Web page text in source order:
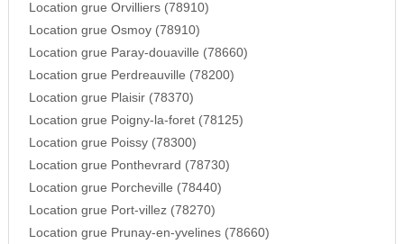
Location grue Orvilliers (78910)
Location grue Osmoy (78910)
Location grue Paray-douaville (78660)
Location grue Perdreauville (78200)
Location grue Plaisir (78370)
Location grue Poigny-la-foret (78125)
Location grue Poissy (78300)
Location grue Ponthevrard (78730)
Location grue Porcheville (78440)
Location grue Port-villez (78270)
Location grue Prunay-en-yvelines (78660)